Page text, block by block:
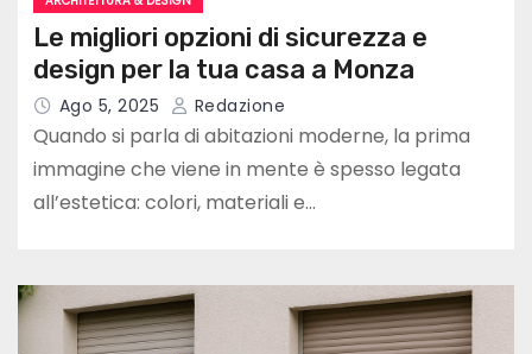
Le migliori opzioni di sicurezza e
design per la tua casa a Monza
Ago 5, 2025 Redazione
Quando si parla di abitazioni moderne, la prima
immagine che viene in mente è spesso legata
all’estetica: colori, materiali e…